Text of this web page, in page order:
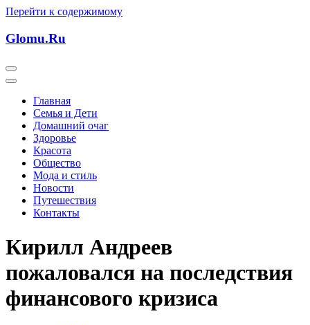
Перейти к содержимому
Glomu.Ru
Главная
Семья и Дети
Домашний очаг
Здоровье
Красота
Общество
Мода и стиль
Новости
Путешествия
Контакты
Кирилл Андреев
пожаловался на последствия
финансового кризиса